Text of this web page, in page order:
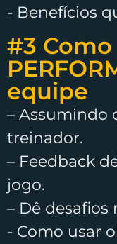
​- Benefícios
#3 Como
equipe​
– Assumindo
treinador.
– Feedback
jogo.
– Dê
​- Como usar